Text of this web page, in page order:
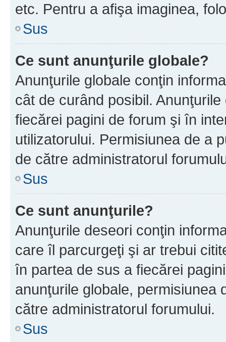
etc. Pentru a afişa imaginea,
Sus
Ce sunt anunţurile globale?
Anunţurile globale conţin
cât de curând posibil.
fiecărei pagini de forum şi în
utilizatorului. Permisiunea de a
de către administratorul
Sus
Ce sunt anunţurile?
Anunţurile deseori conţin
care îl parcurgeţi şi ar trebui
în partea de sus a fiecărei
anunţurile globale, permisiunea
către administratorul forumului.
Sus